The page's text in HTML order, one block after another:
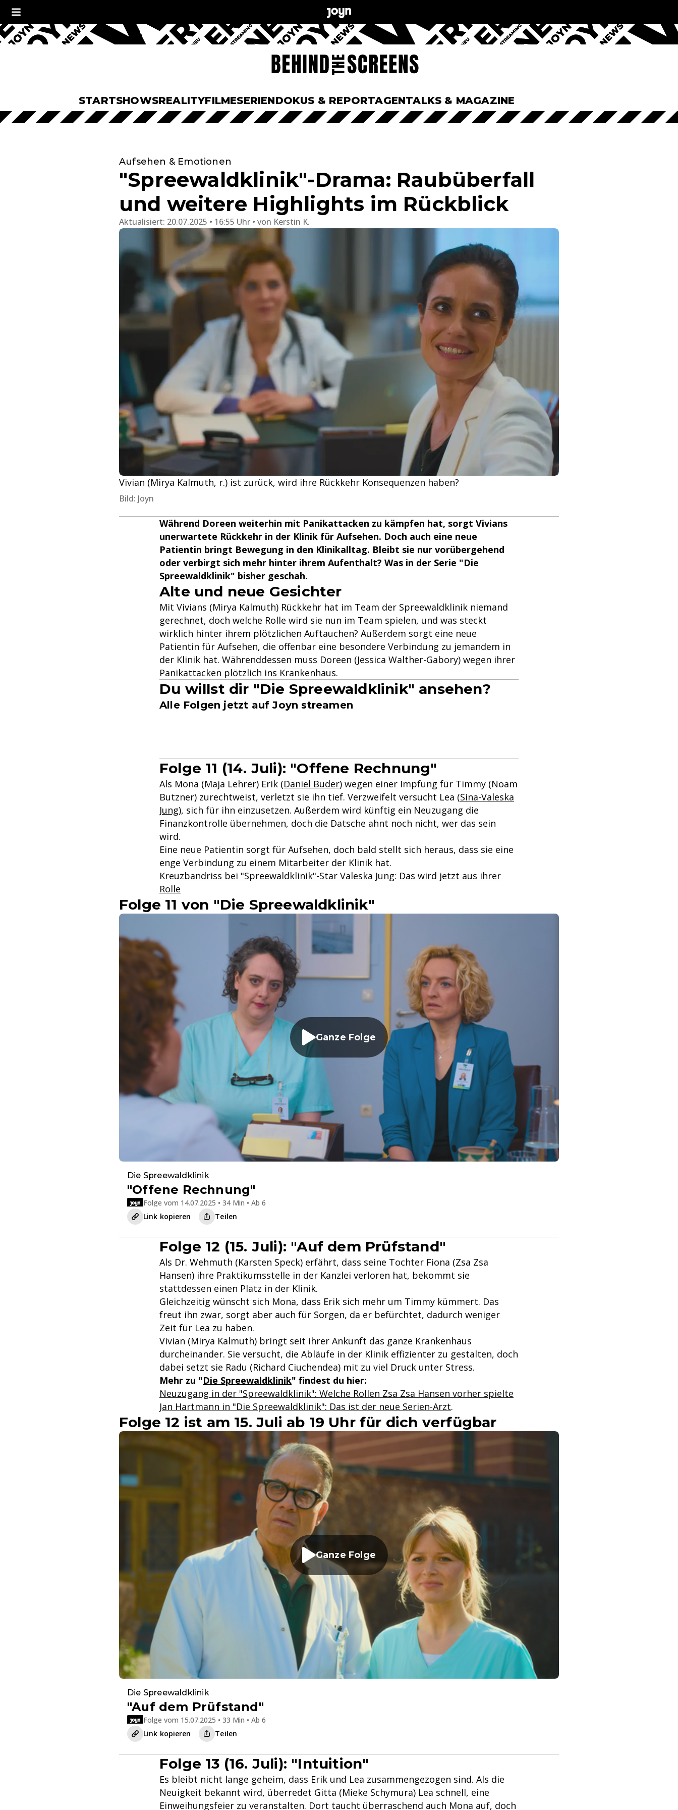
STARTSHOWSREALITYFILMESERIENDOKUS & REPORTAGENTALKS & MAGAZINE
Aufsehen & Emotionen
"Spreewaldklinik"-Drama: Raubüberfall
und weitere Highlights im Rückblick
Aktualisiert: 20.07.2025 • 16:55 Uhr von Kerstin K.
Vivian (Mirya Kalmuth, r.) ist zurück, wird ihre Rückkehr Konsequenzen haben?
Bild: Joyn
Während Doreen weiterhin mit Panikattacken zu kämpfen hat, sorgt Vivians
unerwartete Rückkehr in der Klinik für Aufsehen. Doch auch eine neue
Patientin bringt Bewegung in den Klinikalltag. Bleibt sie nur vorübergehend
oder verbirgt sich mehr hinter ihrem Aufenthalt? Was in der Serie "Die
Spreewaldklinik" bisher geschah.
Alte und neue Gesichter
Mit Vivians (Mirya Kalmuth) Rückkehr hat im Team der Spreewaldklinik niemand
gerechnet, doch welche Rolle wird sie nun im Team spielen, und was steckt
wirklich hinter ihrem plötzlichen Auftauchen? Außerdem sorgt eine neue
Patientin für Aufsehen, die offenbar eine besondere Verbindung zu jemandem in
der Klinik hat. Währenddessen muss Doreen (Jessica Walther-Gabory) wegen ihrer
Panikattacken plötzlich ins Krankenhaus.
Du willst dir "Die Spreewaldklinik" ansehen?
Alle Folgen jetzt auf Joyn streamen
Folge 11 (14. Juli): "Offene Rechnung"
Als Mona (Maja Lehrer) Erik (Daniel Buder) wegen einer Impfung für Timmy (Noam
Butzner) zurechtweist, verletzt sie ihn tief. Verzweifelt versucht Lea (Sina-Valeska
Jung), sich für ihn einzusetzen. Außerdem wird künftig ein Neuzugang die
Finanzkontrolle übernehmen, doch die Datsche ahnt noch nicht, wer das sein
wird.
Eine neue Patientin sorgt für Aufsehen, doch bald stellt sich heraus, dass sie eine
enge Verbindung zu einem Mitarbeiter der Klinik hat.
Kreuzbandriss bei "Spreewaldklinik"-Star Valeska Jung: Das wird jetzt aus ihrer
Rolle
Folge 11 von "Die Spreewaldklinik"
Ganze Folge
Die Spreewaldklinik
"Offene Rechnung"
Folge vom 14.07.2025 • 34 Min • Ab 6
Link kopieren
Teilen
Folge 12 (15. Juli): "Auf dem Prüfstand"
Als Dr. Wehmuth (Karsten Speck) erfährt, dass seine Tochter Fiona (Zsa Zsa
Hansen) ihre Praktikumsstelle in der Kanzlei verloren hat, bekommt sie
stattdessen einen Platz in der Klinik.
Gleichzeitig wünscht sich Mona, dass Erik sich mehr um Timmy kümmert. Das
freut ihn zwar, sorgt aber auch für Sorgen, da er befürchtet, dadurch weniger
Zeit für Lea zu haben.
Vivian (Mirya Kalmuth) bringt seit ihrer Ankunft das ganze Krankenhaus
durcheinander. Sie versucht, die Abläufe in der Klinik effizienter zu gestalten, doch
dabei setzt sie Radu (Richard Ciuchendea) mit zu viel Druck unter Stress.
Mehr zu "Die Spreewaldklinik" findest du hier:
Neuzugang in der "Spreewaldklinik": Welche Rollen Zsa Zsa Hansen vorher spielte
Jan Hartmann in "Die Spreewaldklinik": Das ist der neue Serien-Arzt.
Folge 12 ist am 15. Juli ab 19 Uhr für dich verfügbar
Ganze Folge
Die Spreewaldklinik
"Auf dem Prüfstand"
Folge vom 15.07.2025 • 33 Min • Ab 6
Link kopieren
Teilen
Folge 13 (16. Juli): "Intuition"
Es bleibt nicht lange geheim, dass Erik und Lea zusammengezogen sind. Als die
Neuigkeit bekannt wird, überredet Gitta (Mieke Schymura) Lea schnell, eine
Einweihungsfeier zu veranstalten. Dort taucht überraschend auch Mona auf, doch